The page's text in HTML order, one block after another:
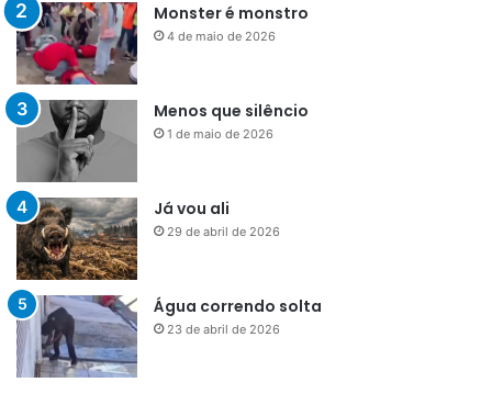
Monster é monstro
4 de maio de 2026
Menos que silêncio
1 de maio de 2026
Já vou ali
29 de abril de 2026
Água correndo solta
23 de abril de 2026